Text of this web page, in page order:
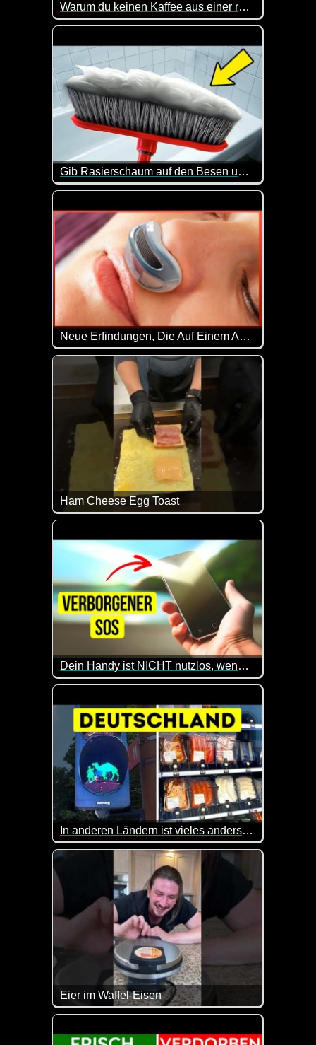
Warum du keinen Kaffee aus einer roten Tasse trinken solltest
Selbstverständlich habe ich gleich mal meine rote
Gib Rasierschaum auf den Besen und mach DIES (genialer Trick)
Das mit dem Rasierschaum muss man sich
Neue Erfindungen, Die Auf Einem Anderen Level Sind - 44
Und immer wieder gibt es neue geniale
Ham Cheese Egg Toast
Nicht funny, aber ich hab jetzt Hunger :-) Es
Dein Handy ist NICHT nutzlos, wenn du dich in der Wildnis verirrt hast
Wenn du mal auf einer einsamen Insel strandest,
In anderen Ländern ist vieles anders, sieh selbst
Andere Länder, andere Sitten. Diesen Satz
Eier im Waffel-Eisen
Solltest du mal was Neues mit Eiern